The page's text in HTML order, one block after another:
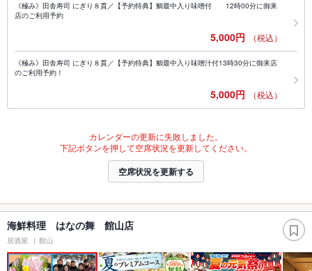
《極み》田舎寿司 にぎり８貫／【予約特典】鯛最中入り味噌付 12時00分に御来
店のご利用予約
5,000円 （税込）
《極み》田舎寿司 にぎり８貫／【予約特典】鯛最中入り味噌汁付13時30分に御来店
のご利用予約！
5,000円 （税込）
カレンダーの更新に失敗しました。
下記ボタンを押して空席状況を更新してください。
空席状況を更新する
海鮮料理 はなの舞 館山店
居酒屋 館山